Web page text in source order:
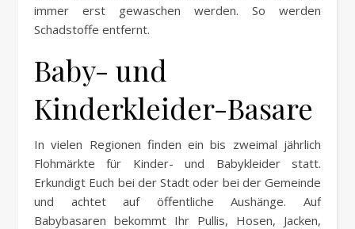
immer erst gewaschen werden. So werden
Schadstoffe entfernt.
Baby- und
Kinderkleider-Basare
In vielen Regionen finden ein bis zweimal jährlich
Flohmärkte für Kinder- und Babykleider statt.
Erkundigt Euch bei der Stadt oder bei der Gemeinde
und achtet auf öffentliche Aushänge. Auf
Babybasaren bekommt Ihr Pullis, Hosen, Jacken,